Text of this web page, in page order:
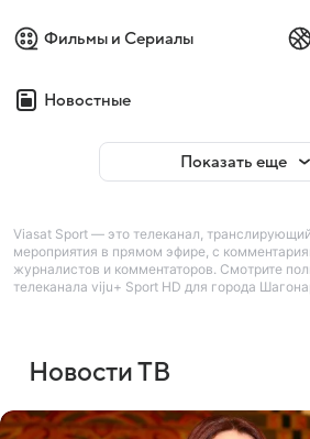
Фильмы и Сериалы
Новостные
Показать еще
Viasat Sport — это телеканал,
мероприятия в прямом эфире, с
журналистов и комментаторов. Смотрите
телеканала viju+ Sport HD для города
Новости ТВ